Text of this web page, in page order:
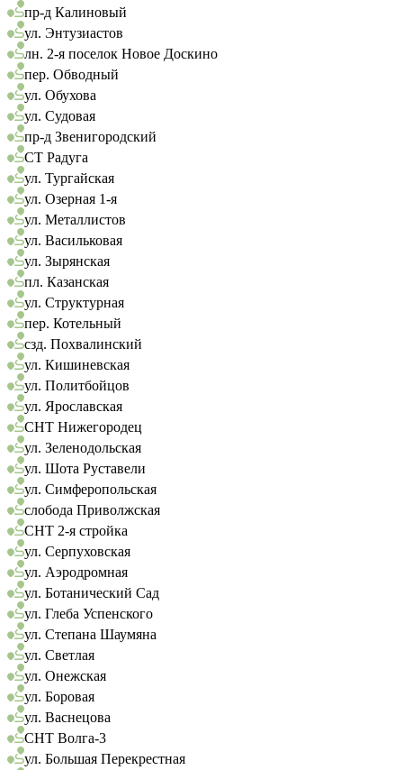
пр-д Калиновый
ул. Энтузиастов
лн. 2-я поселок Новое Доскино
пер. Обводный
ул. Обухова
ул. Судовая
пр-д Звенигородский
СТ Радуга
ул. Тургайская
ул. Озерная 1-я
ул. Металлистов
ул. Васильковая
ул. Зырянская
пл. Казанская
ул. Структурная
пер. Котельный
сзд. Похвалинский
ул. Кишиневская
ул. Политбойцов
ул. Ярославская
СНТ Нижегородец
ул. Зеленодольская
ул. Шота Руставели
ул. Симферопольская
слобода Приволжская
СНТ 2-я стройка
ул. Серпуховская
ул. Аэродромная
ул. Ботанический Сад
ул. Глеба Успенского
ул. Степана Шаумяна
ул. Светлая
ул. Онежская
ул. Боровая
ул. Васнецова
СНТ Волга-3
ул. Большая Перекрестная